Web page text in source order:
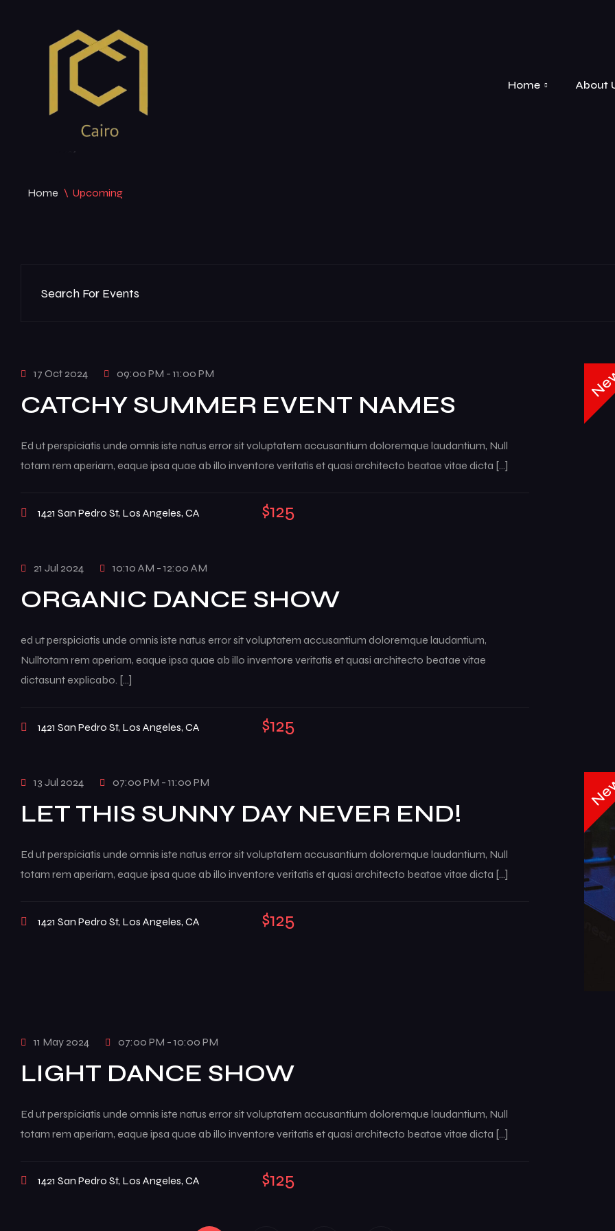
Home About
Home \ Upcoming
17 Oct 2024 09:00 PM - 11:00 PM
CATCHY SUMMER EVENT NAMES
Ed ut perspiciatis unde omnis iste natus error sit voluptatem accusantium doloremque laudantium, Null
totam rem aperiam, eaque ipsa quae ab illo inventore veritatis et quasi architecto beatae vitae dicta […]
1421 San Pedro St, Los Angeles, CA $125
21 Jul 2024 10:10 AM - 12:00 AM
ORGANIC DANCE SHOW
ed ut perspiciatis unde omnis iste natus error sit voluptatem accusantium doloremque laudantium,
Nulltotam rem aperiam, eaque ipsa quae ab illo inventore veritatis et quasi architecto beatae vitae
dictasunt explicabo. […]
1421 San Pedro St, Los Angeles, CA $125
13 Jul 2024 07:00 PM - 11:00 PM
LET THIS SUNNY DAY NEVER END!
Ed ut perspiciatis unde omnis iste natus error sit voluptatem accusantium doloremque laudantium, Null
totam rem aperiam, eaque ipsa quae ab illo inventore veritatis et quasi architecto beatae vitae dicta […]
1421 San Pedro St, Los Angeles, CA $125
11 May 2024 07:00 PM - 10:00 PM
LIGHT DANCE SHOW
Ed ut perspiciatis unde omnis iste natus error sit voluptatem accusantium doloremque laudantium, Null
totam rem aperiam, eaque ipsa quae ab illo inventore veritatis et quasi architecto beatae vitae dicta […]
1421 San Pedro St, Los Angeles, CA $125